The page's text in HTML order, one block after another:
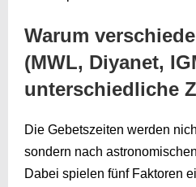
Warum
(MWL, Diyanet,
unterschiedliche
Die Gebetszeiten werden
sondern nach
Dabei spielen fünf Faktoren